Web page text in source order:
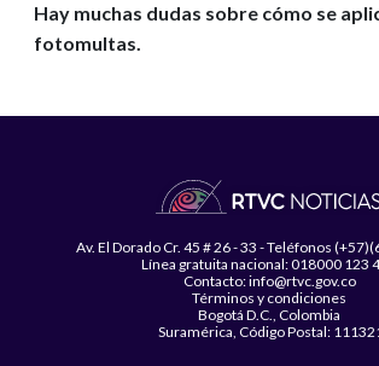
Hay muchas dudas sobre cómo se
fotomultas.
Av. El Dorado Cr. 45 # 26 - 33 - Teléfonos
Línea gratuita nacional: 018000 123
Contacto: info@rtvc.gov.co
Términos y condiciones
Bogotá D.C., Colombia
Suramérica, Código Postal: